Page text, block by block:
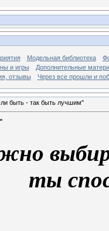
Модельная библиотека
и игры
Дополнительные
отзывы
Через все прошли и
быть - так быть лучшим"
ты